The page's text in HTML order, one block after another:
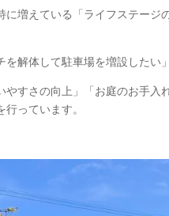
増えている「ライフステージ
解体して駐車場を増設したい
すさの向上」「お庭のお手入
っています。